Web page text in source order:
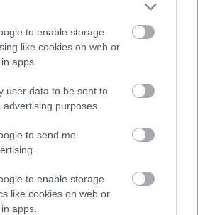
to enable storage
like cookies on web or
apps.
user data to be sent to
purposes.
to send me
to enable storage
like cookies on web or
apps.
United
másodperc